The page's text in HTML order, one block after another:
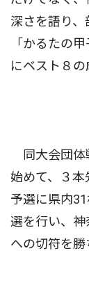
深さを語り
「かるたの
にベスト８の
同大会団体
始めて、３
予選に県内
選を行い、
への切符を勝